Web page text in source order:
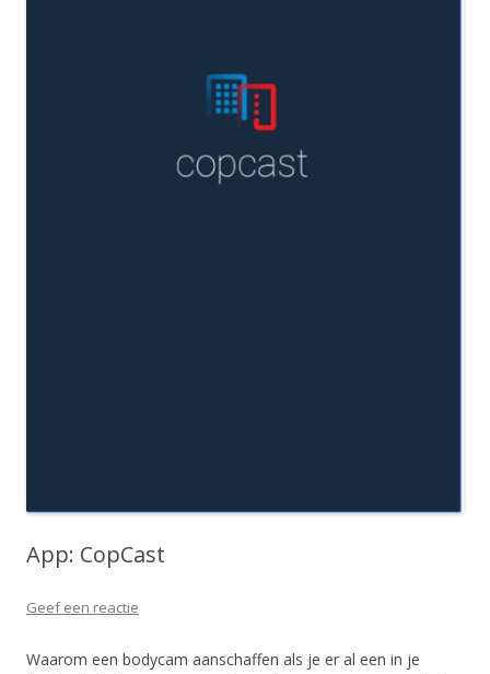
App: CopCast
Geef een reactie
Waarom een bodycam aanschaffen als je er al een in je